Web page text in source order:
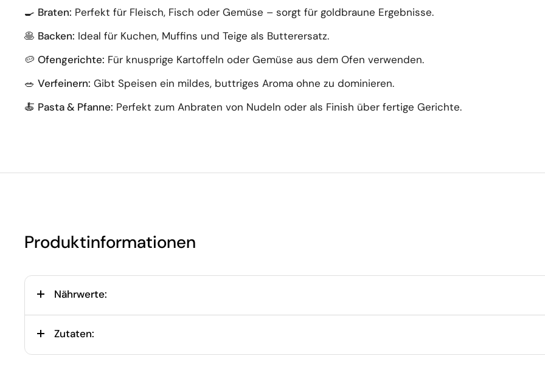
🍳 Braten: Perfekt für Fleisch, Fisch oder Gemüse – sorgt für goldbraune Ergebnisse.
🥞 Backen: Ideal für Kuchen, Muffins und Teige als Butterersatz.
🥔 Ofengerichte: Für knusprige Kartoffeln oder Gemüse aus dem Ofen verwenden.
🥗 Verfeinern: Gibt Speisen ein mildes, buttriges Aroma ohne zu dominieren.
🍝 Pasta & Pfanne: Perfekt zum Anbraten von Nudeln oder als Finish über fertige Gerichte.
Produktinformationen
Nährwerte:
Zutaten: